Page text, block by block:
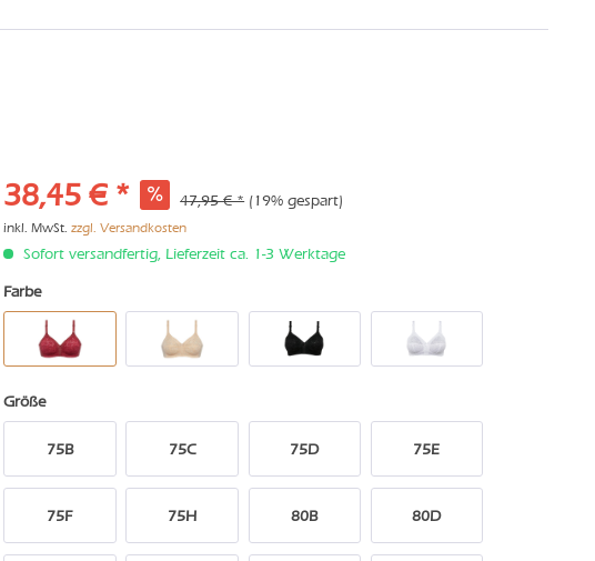
38,45 € * 47,95 € * (19% gespart)
inkl. MwSt.zzgl. Versandkosten
Sofort versandfertig, Lieferzeit ca. 1-3 Werktage
Farbe
Größe
75B 75C 75D 75E
75F 75H 80B 80D